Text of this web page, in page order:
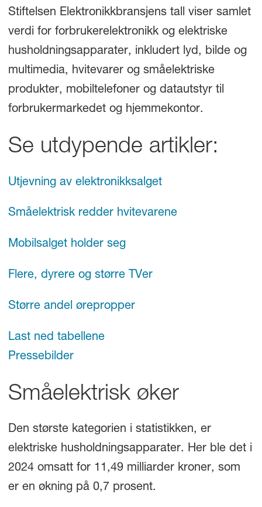
Stiftelsen Elektronikkbransjens tall viser samlet
verdi for forbrukerelektronikk og elektriske
husholdningsapparater, inkludert lyd, bilde og
multimedia, hvitevarer og småelektriske
produkter, mobiltelefoner og datautstyr til
forbrukermarkedet og hjemmekontor.
Se utdypende artikler:
Utjevning av elektronikksalget
Småelektrisk redder hvitevarene
Mobilsalget holder seg
Flere, dyrere og større TVer
Større andel ørepropper
Last ned tabellene
Pressebilder
Småelektrisk øker
Den største kategorien i statistikken, er
elektriske husholdningsapparater. Her ble det i
2024 omsatt for 11,49 milliarder kroner, som
er en økning på 0,7 prosent.